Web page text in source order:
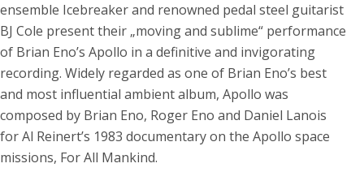
ensemble Icebreaker and renowned pedal steel guitarist
BJ Cole present their „moving and sublime“ performance
of Brian Eno’s Apollo in a definitive and invigorating
recording. Widely regarded as one of Brian Eno’s best
and most influential ambient album, Apollo was
composed by Brian Eno, Roger Eno and Daniel Lanois
for Al Reinert’s 1983 documentary on the Apollo space
missions, For All Mankind.